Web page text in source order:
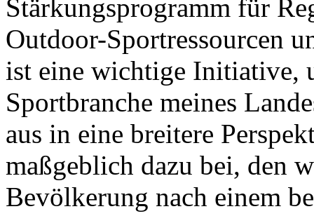
Stärkungsprogramm für
Outdoor-Sportressourcen
ist eine wichtige Initiative,
Sportbranche meines
aus in eine breitere
maßgeblich dazu bei, den
Bevölkerung nach einem